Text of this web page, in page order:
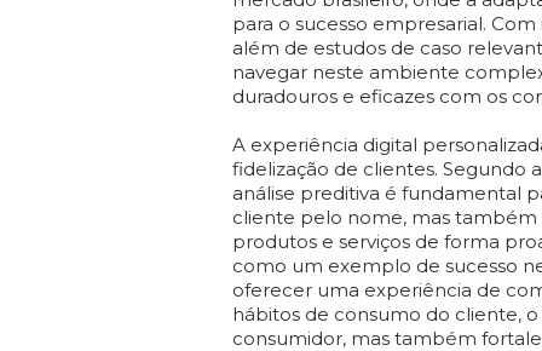
para o sucesso empresarial.
além de estudos de caso
navegar neste ambiente
duradouros e eficazes com os
A experiência digital
fidelização de clientes. Segundo
análise preditiva é fundamental
cliente pelo nome, mas também
produtos e serviços de forma
como um exemplo de sucesso
oferecer uma experiência de
hábitos de consumo do cliente,
consumidor, mas também